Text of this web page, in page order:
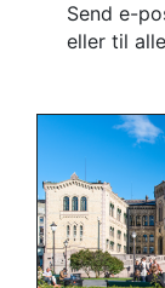
Send e-
eller til